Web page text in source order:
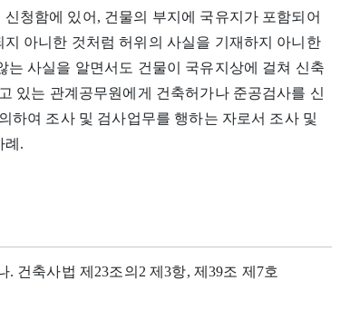
청함에 있어, 건물의 부지에 국유지가 포함되어
아니한 것처럼 허위의 사실을 기재하지 아니한
사실을 알면서도 건물이 국유지상에 걸쳐 신축
있는 관계공무원에게 건축허가나 준공검사를 신
하여 조사 및 검사업무를 행하는 자로서 조사 및
례.
건축사법 제23조의2 제3항, 제39조 제7호